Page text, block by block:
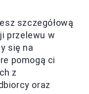
szczegółową
przelewu w
się na
pomogą ci
z
oraz